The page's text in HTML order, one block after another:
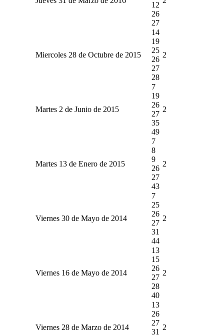
12
26
27
Miercoles 28 de Octubre de 2015
14
19
25
26
27
28
2
Martes 2 de Junio de 2015
7
19
26
27
35
49
2
Martes 13 de Enero de 2015
7
8
9
26
27
43
2
Viernes 30 de Mayo de 2014
7
25
26
27
31
44
2
Viernes 16 de Mayo de 2014
13
15
26
27
28
40
2
Viernes 28 de Marzo de 2014
13
26
27
31
2